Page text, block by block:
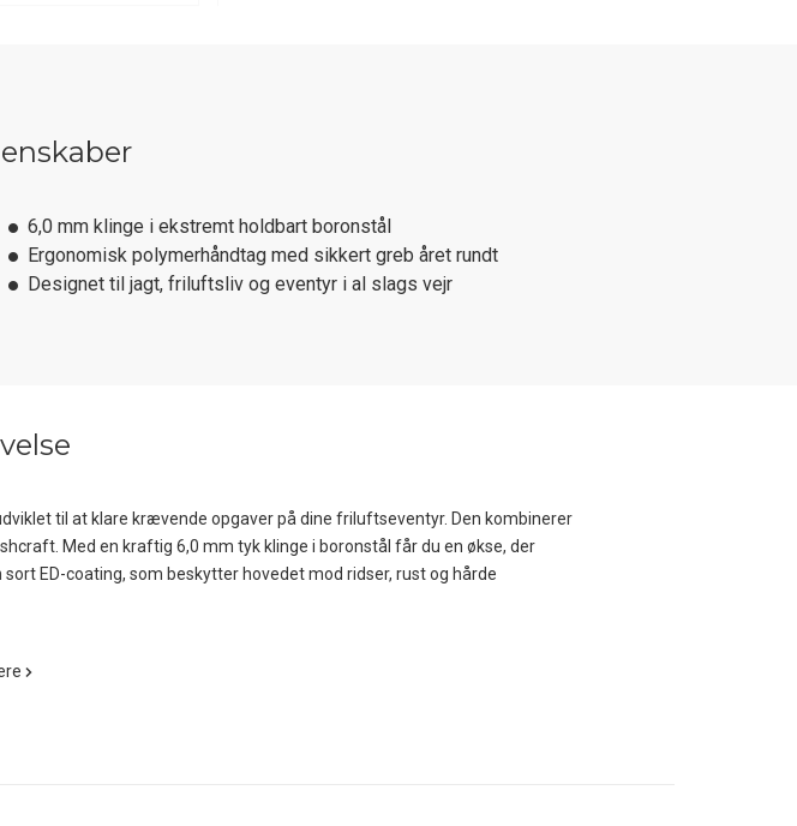
6,0 mm klinge i ekstremt holdbart boronstål
Ergonomisk polymerhåndtag med sikkert greb året rundt
Designet til jagt, friluftsliv og eventyr i al slags vejr
til at klare krævende opgaver på dine friluftseventyr. Den kombinerer
Med en kraftig 6,0 mm tyk klinge i boronstål får du en økse, der
ED-coating, som beskytter hovedet mod ridser, rust og hårde